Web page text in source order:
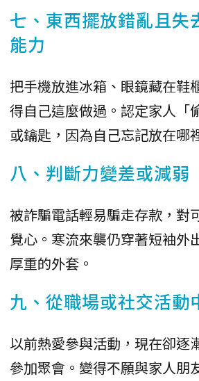
七、東西擺放錯亂且失
能力
把手機放進冰箱、眼鏡藏在鞋
得自己這麼做過。認定家人「
或鑰匙，因為自己忘記放在哪
八、判斷力變差或減弱
被詐騙電話輕易騙走存款，對
覺心。寒流來襲仍穿著短袖外
厚重的外套。
九、從職場或社交活動
以前熱愛參與活動，現在卻逐
參加聚會。變得不願與家人朋